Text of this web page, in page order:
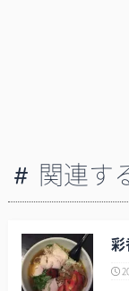
関連す